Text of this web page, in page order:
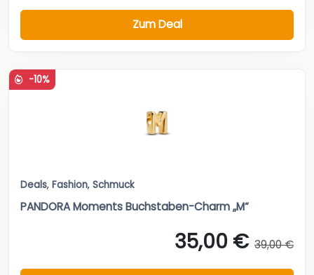
Zum Deal
-10%
Deals, Fashion, Schmuck
PANDORA Moments Buchstaben-Charm „M“
35,00 € 39,00 €